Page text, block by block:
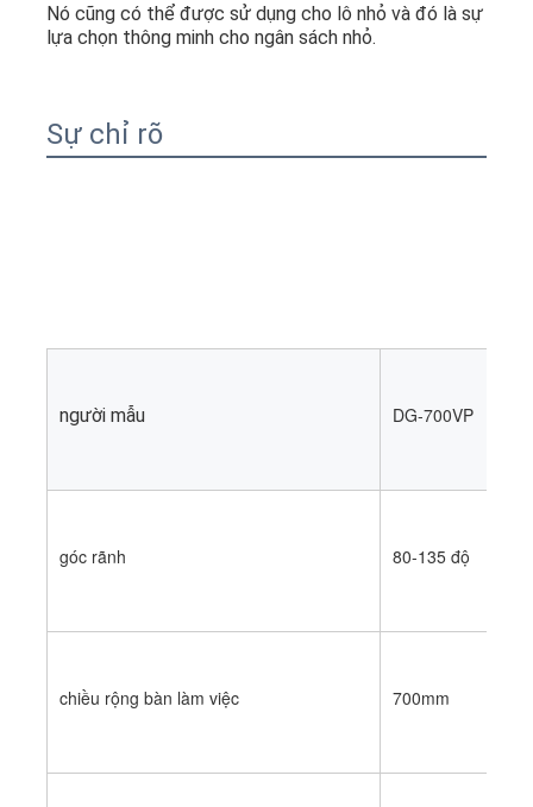
Nhà
Nó cũng có thể được sử dụng cho lô nhỏ và đó là sự
lựa chọn thông minh cho ngân sách nhỏ.
Sự chỉ rõ
người mẫu DG-700VP
góc rãnh 80-135 độ
chiều rộng bàn làm việc 700mm